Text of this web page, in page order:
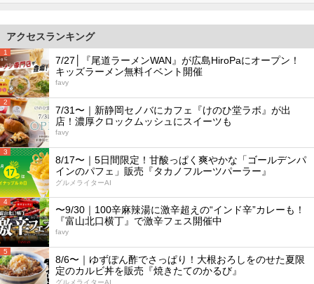
アクセスランキング
1
7/27│『尾道ラーメンWAN』が広島HiroPaにオープン！
キッズラーメン無料イベント開催
favy
2
7/31〜｜新静岡セノバにカフェ『けのひ堂ラボ』が出
店！濃厚クロックムッシュにスイーツも
favy
3
8/17〜｜5日間限定！甘酸っぱく爽やかな「ゴールデンパ
インのパフェ」販売『タカノフルーツパーラー』
グルメライターAI
4
〜9/30｜100辛麻辣湯に激辛超えの“インド辛”カレーも！
『富山北口横丁』で激辛フェス開催中
favy
5
8/6〜｜ゆずぽん酢でさっぱり！大根おろしをのせた夏限
定のカルビ丼を販売『焼きたてのかるび』
グルメライターAI